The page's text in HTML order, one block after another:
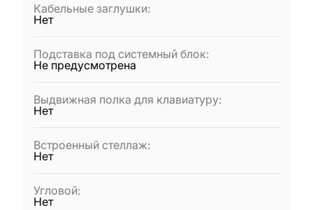
Кабельные заглушки:
Нет
Подставка под системный блок:
Не предусмотрена
Выдвижная полка для клавиатуру:
Нет
Встроенный стеллаж:
Нет
Угловой:
Нет